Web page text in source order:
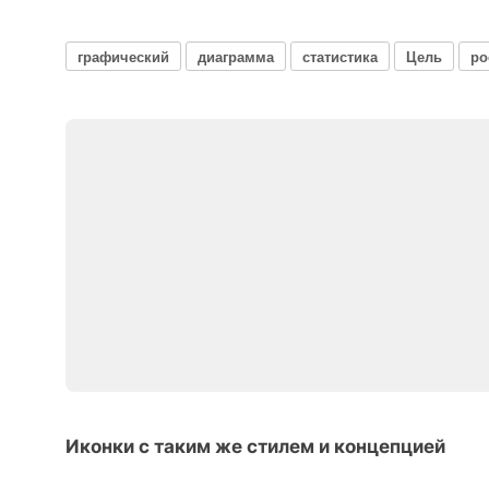
графический диаграмма статистика Цель
Иконки с таким же стилем и концепцией